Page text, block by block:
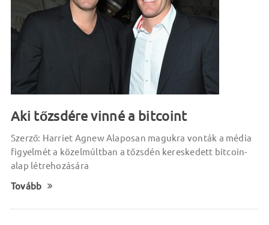
Aki tőzsdére vinné a bitcoint
Szerző: Harriet Agnew Alaposan magukra vonták a média
figyelmét a közelmúltban a tőzsdén kereskedett bitcoin-
alap létrehozására
Tovább